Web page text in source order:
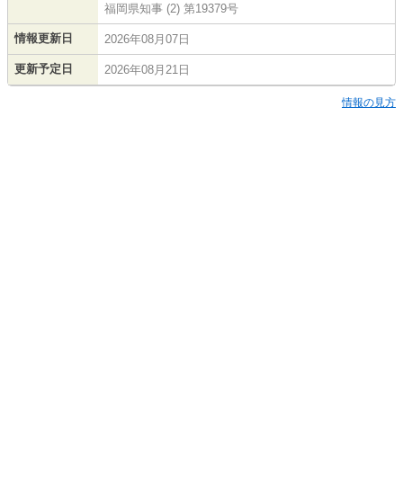
福岡県知事 (2) 第19379号
情報更新日 2026年08月07日
更新予定日 2026年08月21日
情報の見方